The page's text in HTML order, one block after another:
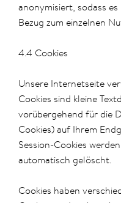
anonymisiert, sodass
Bezug zum einzelnen
4.4 Cookies
Unsere Internetseite
Cookies sind kleine
vorübergehend für die
Cookies) auf Ihrem
Session-Cookies
automatisch gelöscht.
Cookies haben